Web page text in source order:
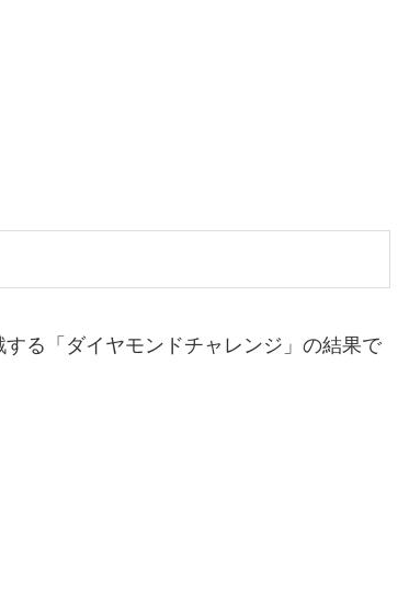
する「ダイヤモンドチャレンジ」の結果で